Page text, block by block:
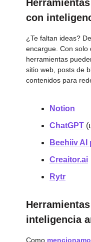
con
¿Te faltan ideas?
encargue. Con solo
herramientas
sitio web, posts de
contenidos para
Notion
ChatGPT
Beehiiv AI
Creaitor.ai
Rytr
inteligencia
Como